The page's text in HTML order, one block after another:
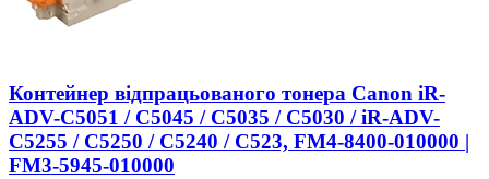
Контейнер відпрацьованого тонера Canon iR-
ADV-C5051 / C5045 / C5035 / C5030 / iR-ADV-
C5255 / C5250 / C5240 / C523, FM4-8400-010000 |
FM3-5945-010000